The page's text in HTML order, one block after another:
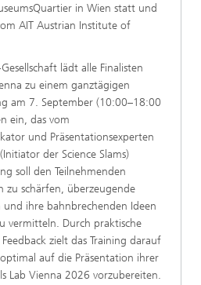
in Wien statt und
AIT Austrian Institute of
lädt alle Finalisten
zu einem ganztägigen
am 7. September (10:00–18:00
ein, das vom
und Präsentationsexperten
der Science Slams)
soll den Teilnehmenden
zu schärfen, überzeugende
und ihre bahnbrechenden Ideen
vermitteln. Durch praktische
zielt das Training darauf
auf die Präsentation ihrer
Lab Vienna 2026 vorzubereiten.